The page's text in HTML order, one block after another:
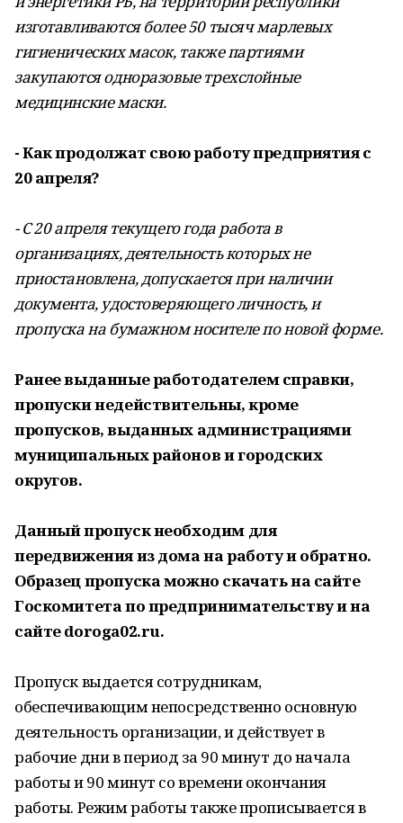
изготавливаются более 50 тысяч марлевых
гигиенических масок, также партиями
закупаются одноразовые трехслойные
медицинские маски.
- Как продолжат свою работу предприятия с
20 апреля?
- С 20 апреля текущего года работа в
организациях, деятельность которых не
приостановлена, допускается при наличии
документа, удостоверяющего личность, и
пропуска на бумажном носителе по новой форме.
Ранее выданные работодателем справки,
пропуски недействительны, кроме
пропусков, выданных администрациями
муниципальных районов и городских
округов.
Данный пропуск необходим для
передвижения из дома на работу и обратно.
Образец пропуска можно скачать на сайте
Госкомитета по предпринимательству и на
сайте doroga02.ru.
Пропуск выдается сотрудникам,
обеспечивающим непосредственно основную
деятельность организации, и действует в
рабочие дни в период за 90 минут до начала
работы и 90 минут со времени окончания
работы. Режим работы также прописывается в